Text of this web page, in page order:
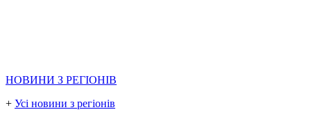
НОВИНИ З РЕГІОНІВ
+ Усі новини з регіонів